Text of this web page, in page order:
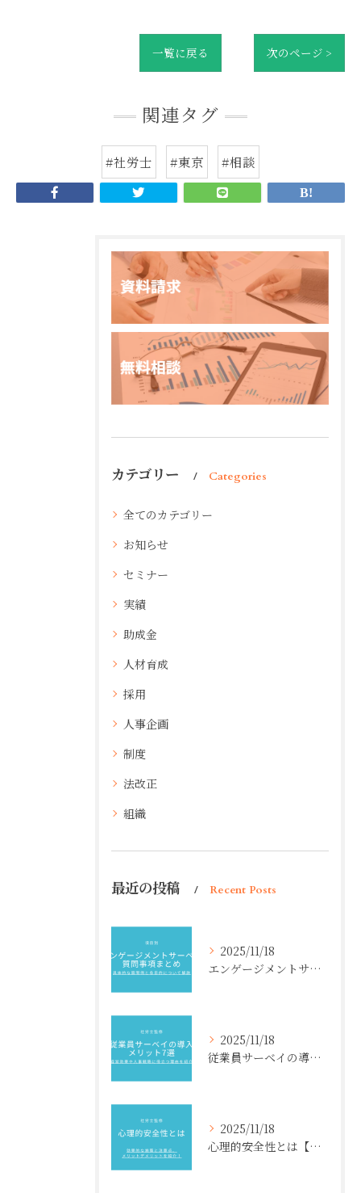
一覧に戻る 次のページ >
関連タグ
#社労士 #東京 #相談
カテゴリー Categories
全てのカテゴリー
お知らせ
セミナー
実績
助成金
人材育成
採用
人事企画
制度
法改正
組織
最近の投稿 Recent Posts
2025/11/18
エンゲージメントサーベイ質問事項まとめ【項目別】具体的な質問例と各目的について解説
2025/11/18
従業員サーベイの導入メリット7選【社労士監修】経営効果や人事戦略に役立つ理由を紹介
2025/11/18
心理的安全性とは【社労士監修】効果的な施策と注意点、メリットデメリットを紹介！